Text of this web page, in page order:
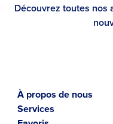
Découvrez toutes nos
À propos de nous
Services